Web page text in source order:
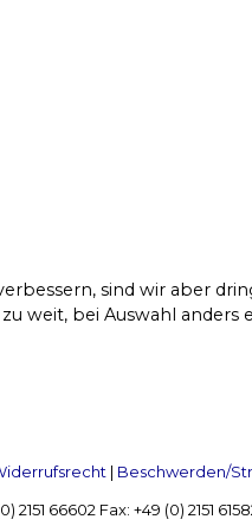
sind wir aber
weit, bei Auswahl anders
| Beschwerden/
66602 Fax: +49 (0) 2151